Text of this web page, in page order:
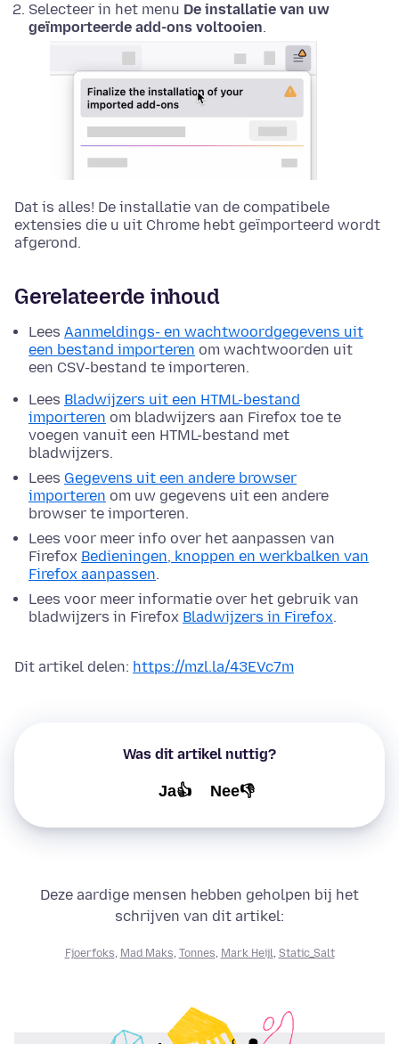
Selecteer in het menu De installatie van uw
geïmporteerde add-ons voltooien.
Dat is alles! De installatie van de compatibele
extensies die u uit Chrome hebt geïmporteerd wordt
afgerond.
Gerelateerde inhoud
Lees Aanmeldings- en wachtwoordgegevens uit
een bestand importeren om wachtwoorden uit
een CSV-bestand te importeren.
Lees Bladwijzers uit een HTML-bestand
importeren om bladwijzers aan Firefox toe te
voegen vanuit een HTML-bestand met
bladwijzers.
Lees Gegevens uit een andere browser
importeren om uw gegevens uit een andere
browser te importeren.
Lees voor meer info over het aanpassen van
Firefox Bedieningen, knoppen en werkbalken van
Firefox aanpassen.
Lees voor meer informatie over het gebruik van
bladwijzers in Firefox Bladwijzers in Firefox.
Dit artikel delen: https://mzl.la/43EVc7m
Was dit artikel nuttig?
Ja👍 Nee👎
Deze aardige mensen hebben geholpen bij het
schrijven van dit artikel:
Fjoerfoks, Mad Maks, Tonnes, Mark Heijl, Static_Salt